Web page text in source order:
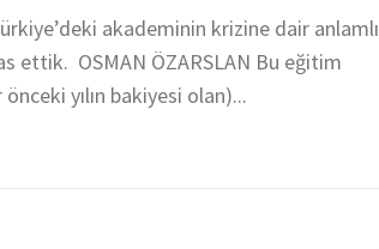
akademinin krizine dair anlamlı
ettik. OSMAN ÖZARSLAN Bu eğitim
yılın bakiyesi olan)...